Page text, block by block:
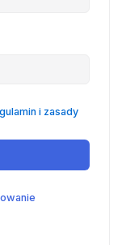
i zasady